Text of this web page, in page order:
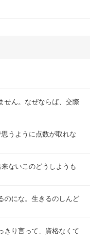
せん。なぜならば、交際
うように点数が取れな
ないこのどうしようも
のにな。生きるのしんど
きり言って、資格なくて